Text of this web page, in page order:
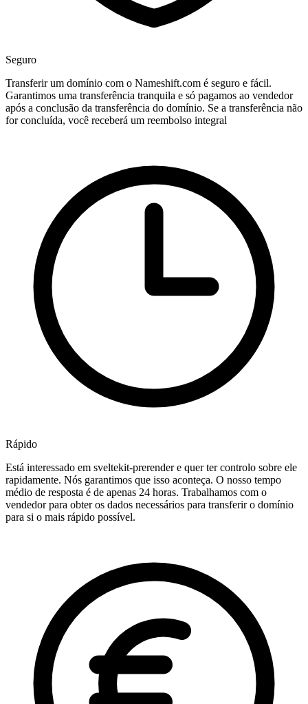
Seguro
Transferir um domínio com o Nameshift.com é seguro e fácil.
Garantimos uma transferência tranquila e só pagamos ao vendedor
após a conclusão da transferência do domínio. Se a transferência não
for concluída, você receberá um reembolso integral
Rápido
Está interessado em sveltekit-prerender e quer ter controlo sobre ele
rapidamente. Nós garantimos que isso aconteça. O nosso tempo
médio de resposta é de apenas 24 horas. Trabalhamos com o
vendedor para obter os dados necessários para transferir o domínio
para si o mais rápido possível.